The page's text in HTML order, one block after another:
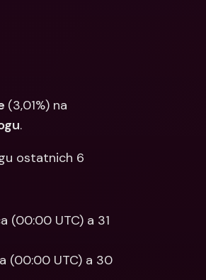
(3,01%) na
.
ostatnich 6
(00:00 UTC) a 31
(00:00 UTC) a 30